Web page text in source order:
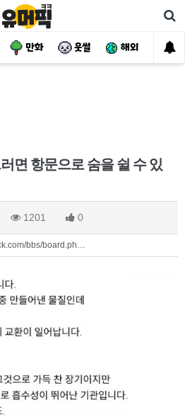
만화 웃썰 해외 핫
면 항문으로 숨을 쉴 수 있
1201 0
bbs/board.ph…